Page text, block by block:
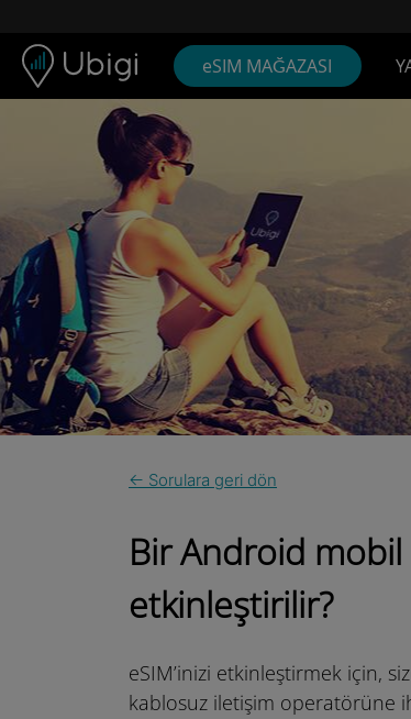
eSIM MAĞAZASI
← Sorulara geri dön
Bir Android mobil
etkinleştirilir?
eSIM’inizi etkinleştirmek için,
kablosuz iletişim operatörüne